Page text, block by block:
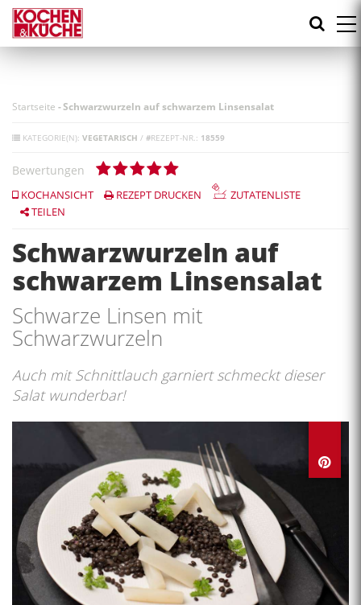
Direkt
zum
Inhalt
Startseite -Schwarzwurzeln auf schwarzem Linsensalat
KATEGORIE(N): VEGETARISCH / #REZEPT-NR.: 18559
Bewertungen
KOCHANSICHT REZEPT DRUCKEN
ZUTATENLISTE
TEILEN
Schwarzwurzeln auf
schwarzem Linsensalat
Schwarze Linsen mit
Schwarzwurzeln
Auch mit Schnittlauch garniert schmeckt dieser
Salat wunderbar!